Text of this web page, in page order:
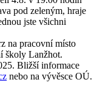
pod zeleným, hraje
jste všichni
na pracovní místo
školy Lanžhot.
Bližší informace
nebo na vývěsce OÚ.